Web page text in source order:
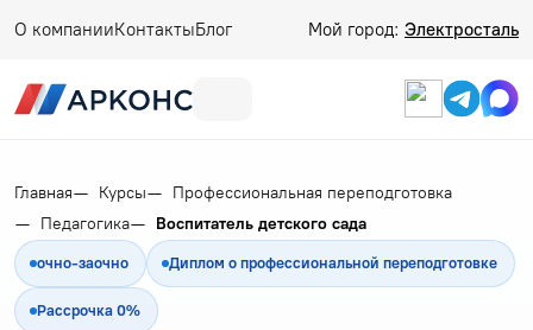
О компанииКонтактыБлог Мой город: Электросталь
Главная Курсы
Профессиональная переподготовка
Педагогика
Воспитатель детского сада
очно-заочно Диплом о профессиональной переподготовке
Рассрочка 0%